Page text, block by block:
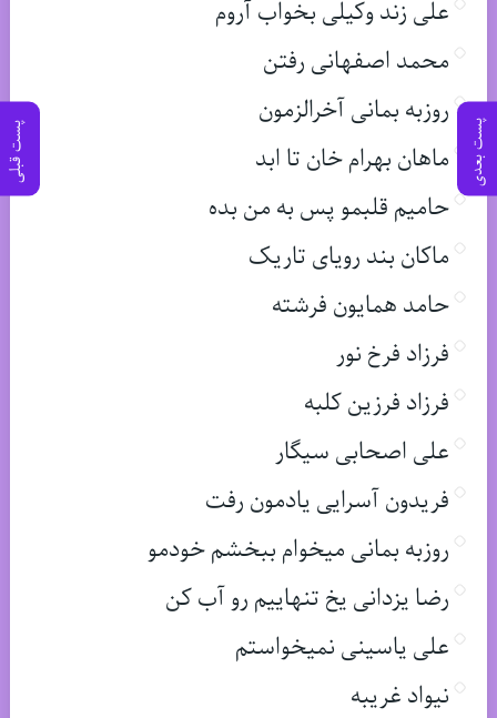
پست بعدی پست قبلی
علی زند وکیلی بخواب آروم
محمد اصفهانی رفتن
روزبه بمانی آخرالزمون
ماهان بهرام خان تا ابد
حامیم قلبمو پس به من بده
ماکان بند رویای تاریک
حامد همایون فرشته
فرزاد فرخ نور
فرزاد فرزین کلبه
علی اصحابی سیگار
فریدون آسرایی یادمون رفت
روزبه بمانی میخوام ببخشم خودمو
رضا یزدانی یخ تنهاییم رو آب کن
علی یاسینی نمیخواستم
نیواد غریبه